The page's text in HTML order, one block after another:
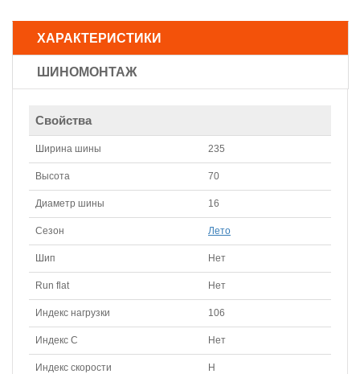
ХАРАКТЕРИСТИКИ
ШИНОМОНТАЖ
Свойства
Ширина шины 235
Высота 70
Диаметр шины 16
Сезон Лето
Шип Нет
Run flat Нет
Индекс нагрузки 106
Индекс С Нет
Индекс скорости H